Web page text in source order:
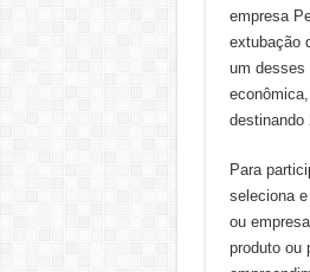
empresa
extubação
um desses
destinando
Para
seleciona
ou
produto ou